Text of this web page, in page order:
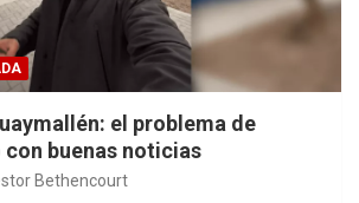
el problema de
buenas noticias
Bethencourt